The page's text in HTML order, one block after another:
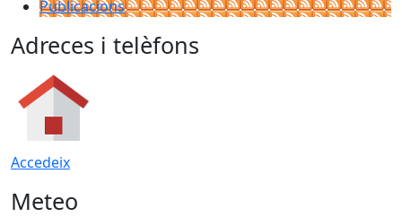
Publicacions
Adreces i telèfons
Accedeix
Meteo